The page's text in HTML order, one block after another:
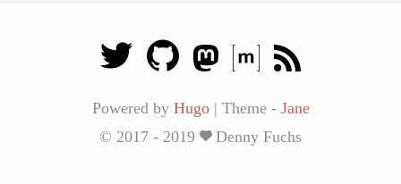
Powered by Hugo | Theme - Jane
© 2017 - 2019
Denny Fuchs